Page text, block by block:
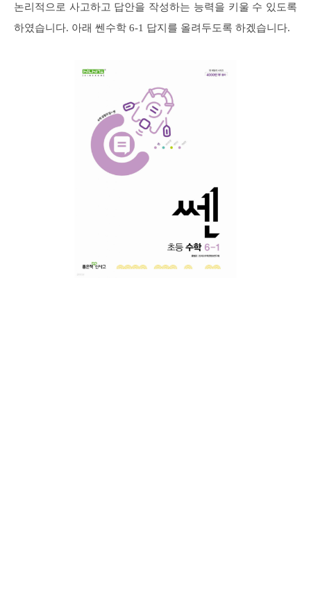
논리적으로 사고하고 답안을 작성하는 능력을 키울 수 있도록
하였습니다. 아래 쎈수학 6-1 답지를 올려두도록 하겠습니다.